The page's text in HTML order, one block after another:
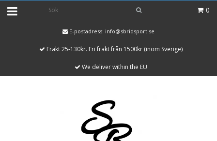
0
E-postadress: info@sbridsport.se
Frakt 25-130kr. Fri frakt från 1500kr (inom Sverige)
We deliver within the EU